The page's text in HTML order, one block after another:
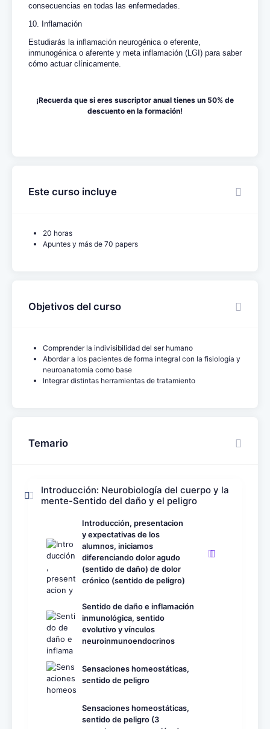
consecuencias en todas las enfermedades.
10. Inflamación
Estudiarás la inflamación neurogénica o eferente,
inmunogénica o aferente y meta inflamación (LGI) para saber
cómo actuar clínicamente.
¡Recuerda que si eres suscriptor anual tienes un 50% de
descuento en la formación!
Este curso incluye
20 horas
Apuntes y más de 70 papers
Objetivos del curso
Comprender la indivisibilidad del ser humano
Abordar a los pacientes de forma integral con la fisiología y
neuroanatomía como base
Integrar distintas herramientas de tratamiento
Temario
Introducción: Neurobiología del cuerpo y la
mente-Sentido del daño y el peligro
Introducción, presentacion
y expectativas de los
alumnos, iniciamos
diferenciando dolor agudo
(sentido de daño) de dolor
crónico (sentido de peligro)
Sentido de daño e inflamación
inmunológica, sentido
evolutivo y vínculos
neuroinmunoendocrinos
Sensaciones homeostáticas,
sentido de peligro
Sensaciones homeostáticas,
sentido de peligro (3